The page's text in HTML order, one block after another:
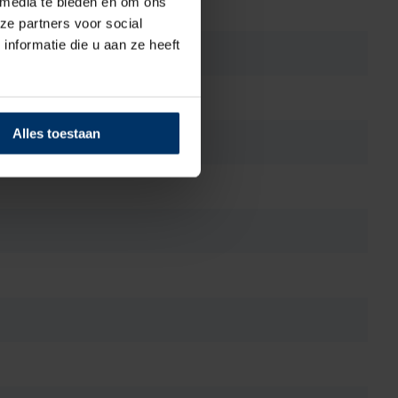
partners voor social
die u aan ze heeft
Alles toestaan